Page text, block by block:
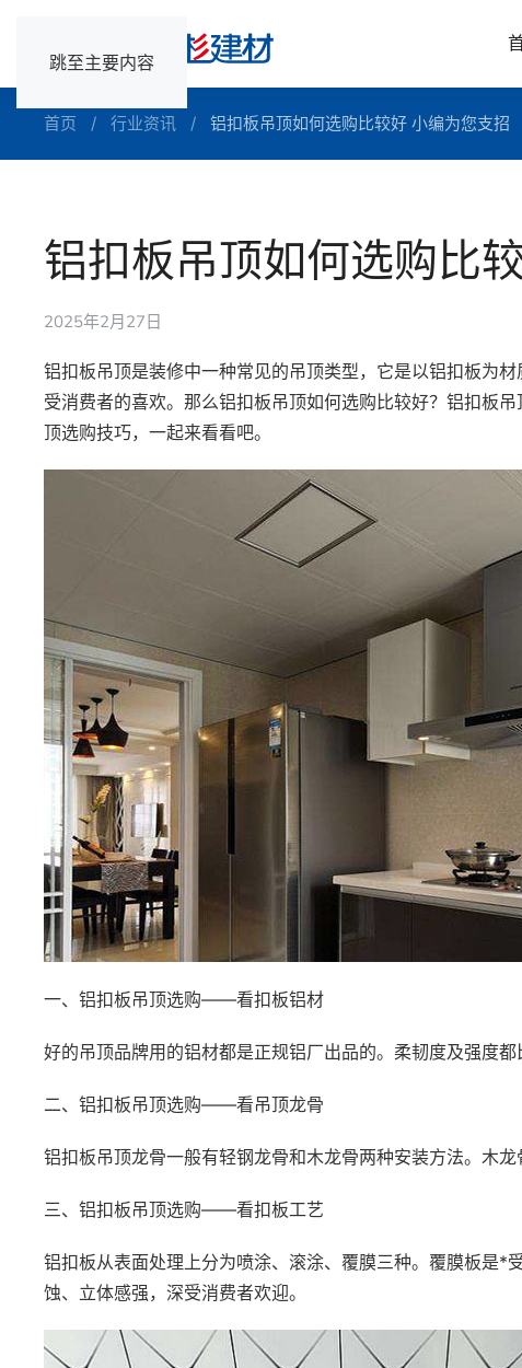
跳至主要内容
首页 行业资讯 铝扣板吊顶如何选购比较好 小编为您支招
铝扣板吊顶如何选购比
2025年2月27日
铝扣板吊顶是装修中一种常见的吊顶类型，它是以铝扣板为
受消费者的喜欢。那么铝扣板吊顶如何选购比较好？铝扣板
顶选购技巧，一起来看看吧。
一、铝扣板吊顶选购——看扣板铝材
好的吊顶品牌用的铝材都是正规铝厂出品的。柔韧度及强度都
二、铝扣板吊顶选购——看吊顶龙骨
铝扣板吊顶龙骨一般有轻钢龙骨和木龙骨两种安装方法。木龙
三、铝扣板吊顶选购——看扣板工艺
铝扣板从表面处理上分为喷涂、滚涂、覆膜三种。覆膜板是*
蚀、立体感强，深受消费者欢迎。